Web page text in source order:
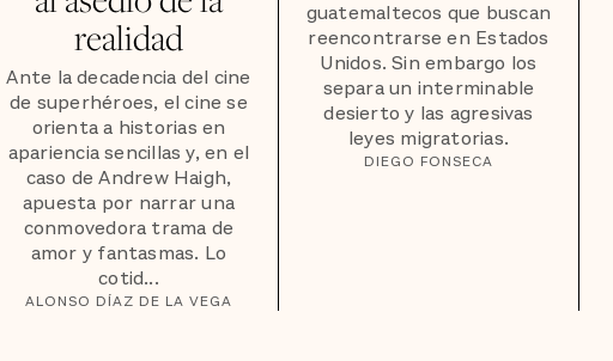
realidad
Ante la decadencia del cine
de superhéroes, el cine se
orienta a historias en
apariencia sencillas y, en el
caso de Andrew Haigh,
apuesta por narrar una
conmovedora trama de
amor y fantasmas. Lo
cotid...
ALONSO DÍAZ DE LA VEGA
guatemaltecos que buscan
reencontrarse en Estados
Unidos. Sin embargo los
separa un interminable
desierto y las agresivas
leyes migratorias.
DIEGO FONSECA